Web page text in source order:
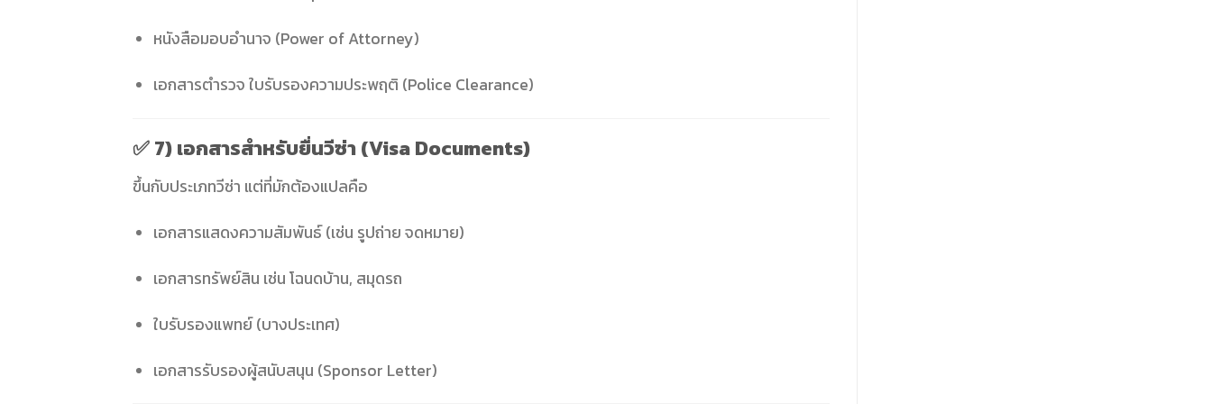
หนังสือมอบอำนาจ (Power of Attorney)
เอกสารตำรวจ ใบรับรองความประพฤติ (Police Clearance)
✅7) เอกสารสำหรับยื่นวีซ่า (Visa Documents)
ขึ้นกับประเภทวีซ่า แต่ที่มักต้องแปลคือ
เอกสารแสดงความสัมพันธ์ (เช่น รูปถ่าย จดหมาย)
เอกสารทรัพย์สิน เช่น โฉนดบ้าน, สมุดรถ
ใบรับรองแพทย์ (บางประเทศ)
เอกสารรับรองผู้สนับสนุน (Sponsor Letter)